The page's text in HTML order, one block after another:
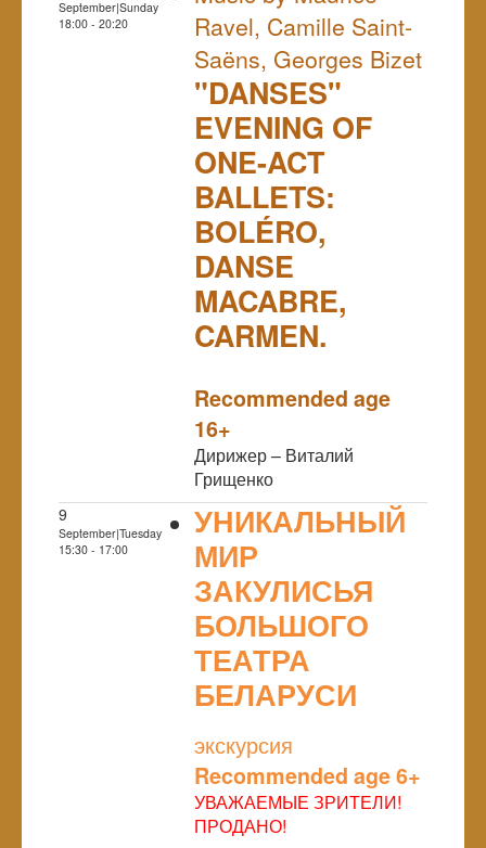
September|Sunday
18:00 - 20:20
Ravel, Camille Saint-
Saëns, Georges Bizet
"DANSES"
EVENING OF
ONE-ACT
BALLETS:
BOLÉRO,
DANSE
MACABRE,
CARMEN.
Recommended age
16+
Дирижер – Виталий
Грищенко
9
September|Tuesday
15:30 - 17:00
УНИКАЛЬНЫЙ
МИР
ЗАКУЛИСЬЯ
БОЛЬШОГО
ТЕАТРА
БЕЛАРУСИ
экскурсия
Recommended age 6+
УВАЖАЕМЫЕ ЗРИТЕЛИ!
ПРОДАНО!